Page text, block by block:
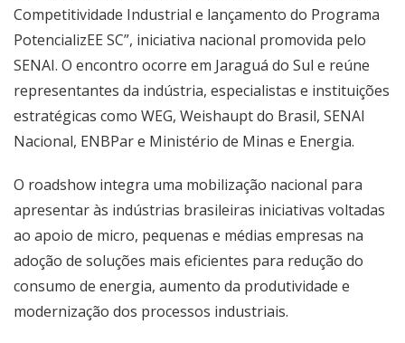
Competitividade Industrial e lançamento do Programa
PotencializEE SC”, iniciativa nacional promovida pelo
SENAI. O encontro ocorre em Jaraguá do Sul e reúne
representantes da indústria, especialistas e instituições
estratégicas como WEG, Weishaupt do Brasil, SENAI
Nacional, ENBPar e Ministério de Minas e Energia.
O roadshow integra uma mobilização nacional para
apresentar às indústrias brasileiras iniciativas voltadas
ao apoio de micro, pequenas e médias empresas na
adoção de soluções mais eficientes para redução do
consumo de energia, aumento da produtividade e
modernização dos processos industriais.